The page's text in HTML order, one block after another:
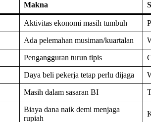
Makna
Aktivitas ekonomi masih tumbuh
Ada pelemahan musiman/kuartalan
Pengangguran turun tipis
Daya beli pekerja tetap perlu dijaga
Masih dalam sasaran BI
Biaya dana naik demi menjaga
rupiah